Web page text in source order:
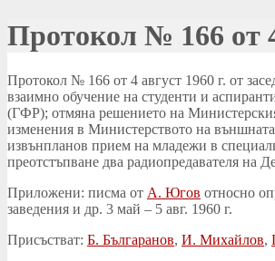
Протокол № 166 от
Протокол № 166 от 4 август 1960 г. от
взаимно обучение на студенти и
(ГФР); отмяна решението на
изменения в Министерството на
извънпланов прием на младежи в
преотстъпване два радиопредавателя на
Приложени: писма от А. Югов относно
заведения и др. 3 май – 5 авг. 1960 г.
Присъстват: Б. Българанов, И. Михайлов,